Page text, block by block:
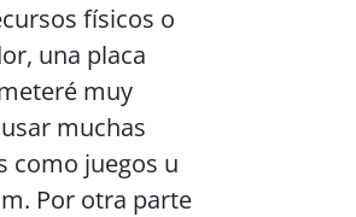
físicos o
una placa
muy
muchas
como juegos u
Por otra parte